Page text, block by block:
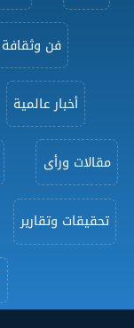
فن وثقافة
أخبار عالمية
مقالات ورأى
تحقيقات وتقارير